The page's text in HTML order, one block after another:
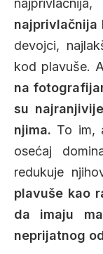
najprivlačnija,
najprivlačnija
devojci,
kod plavuše.
na
su
njima. To im,
osećaj
redukuje
plavuše kao
da imaju
neprijatnog